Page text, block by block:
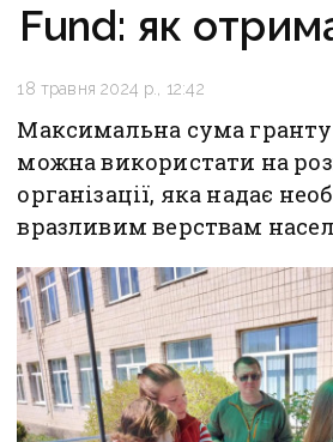
Fund: як
18 травня 2024 р., 12:42
Максимальна сума
можна використати на
організації, яка надає
вразливим верствам